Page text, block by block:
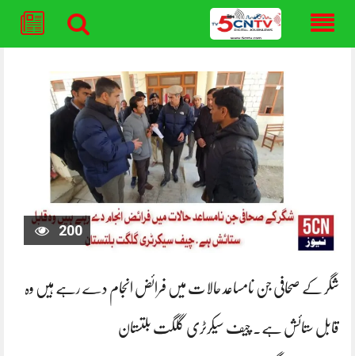
200
شگر کے صحافی جن نامساعد حالات میں فرائض انجام دے رہے ہیں وہ
قابل ستائش ہے۔ چیف سیکرٹری گلگت بلتستان